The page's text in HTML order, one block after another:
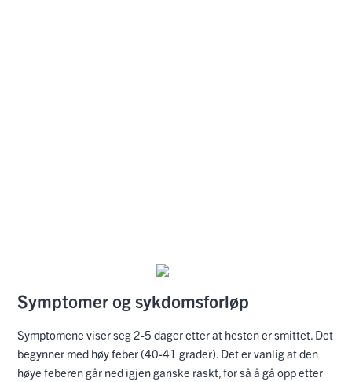
Symptomer og sykdomsforløp
Symptomene viser seg 2-5 dager etter at hesten er smittet. Det
begynner med høy feber (40-41 grader). Det er vanlig at den
høye feberen går ned igjen ganske raskt, for så å gå opp etter